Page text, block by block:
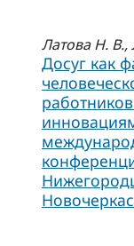
Латова Н.
Досуг как